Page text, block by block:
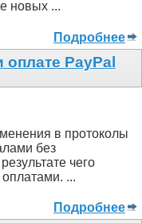
новых ...
Подробнее
оплате PayPal
в протоколы
без
чего
оплатами. ...
Подробнее